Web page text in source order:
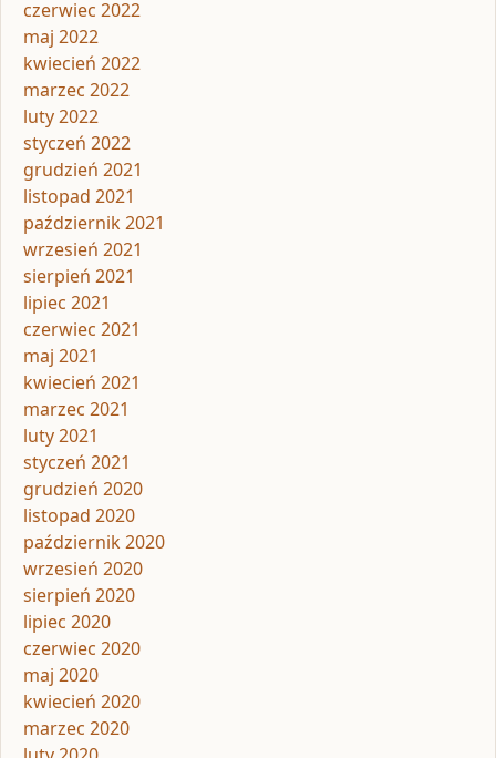
czerwiec 2022
maj 2022
kwiecień 2022
marzec 2022
luty 2022
styczeń 2022
grudzień 2021
listopad 2021
październik 2021
wrzesień 2021
sierpień 2021
lipiec 2021
czerwiec 2021
maj 2021
kwiecień 2021
marzec 2021
luty 2021
styczeń 2021
grudzień 2020
listopad 2020
październik 2020
wrzesień 2020
sierpień 2020
lipiec 2020
czerwiec 2020
maj 2020
kwiecień 2020
marzec 2020